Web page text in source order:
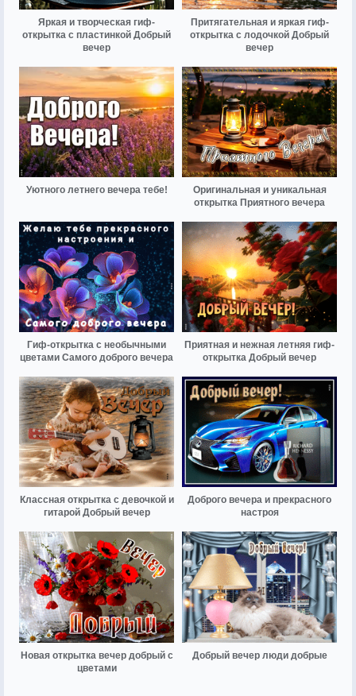
Яркая и творческая гиф-
открытка с пластинкой Добрый
вечер
Притягательная и яркая гиф-
открытка с лодочкой Добрый
вечер
Уютного летнего вечера тебе!
Оригинальная и уникальная
открытка Приятного вечера
Гиф-открытка с необычными
цветами Самого доброго вечера
Приятная и нежная летняя гиф-
открытка Добрый вечер
Классная открытка с девочкой и
гитарой Добрый вечер
Доброго вечера и прекрасного
настроя
Новая открытка вечер добрый с
цветами
Добрый вечер люди добрые